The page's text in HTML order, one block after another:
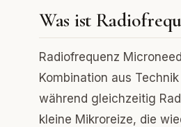
Was ist
Radiofrequenz
Kombination aus
während gleichzeitig
kleine Mikroreize, die